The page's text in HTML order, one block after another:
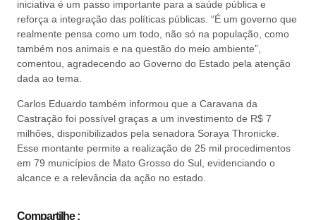
iniciativa é um passo importante para a saúde pública e
reforça a integração das políticas públicas. “É um governo que
realmente pensa como um todo, não só na população, como
também nos animais e na questão do meio ambiente”,
comentou, agradecendo ao Governo do Estado pela atenção
dada ao tema.
Carlos Eduardo também informou que a Caravana da
Castração foi possível graças a um investimento de R$ 7
milhões, disponibilizados pela senadora Soraya Thronicke.
Esse montante permite a realização de 25 mil procedimentos
em 79 municípios de Mato Grosso do Sul, evidenciando o
alcance e a relevância da ação no estado.
Compartilhe :